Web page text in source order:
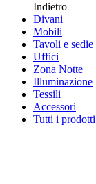
Indietro
Divani
Mobili
Tavoli e sedie
Uffici
Zona Notte
Illuminazione
Tessili
Accessori
Tutti i prodotti